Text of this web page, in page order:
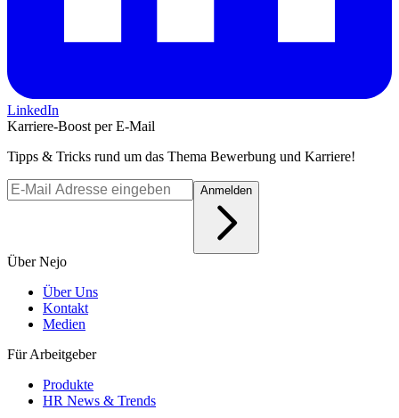
LinkedIn
Karriere-Boost per E-Mail
Tipps & Tricks rund um das Thema Bewerbung und Karriere!
Anmelden
Über Nejo
Über Uns
Kontakt
Medien
Für Arbeitgeber
Produkte
HR News & Trends